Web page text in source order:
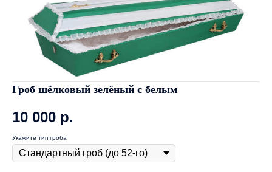
Гроб шёлковый зелёный с белым
10 000 р.
Укажите тип гроба